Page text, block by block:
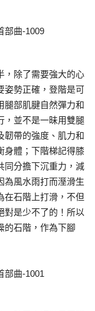
，除了需要強大的心
姿勢正確，登階是可
腿部肌腱自然彈力和
，並不是一昧用雙腿
韌帶的強度、肌力和
身體；下階梯記得膝
同分擔下沉重力，減
為風水雨打而溼滑生
在石階上打滑，不但
對是少不了的！所以
的石階，作為下腳